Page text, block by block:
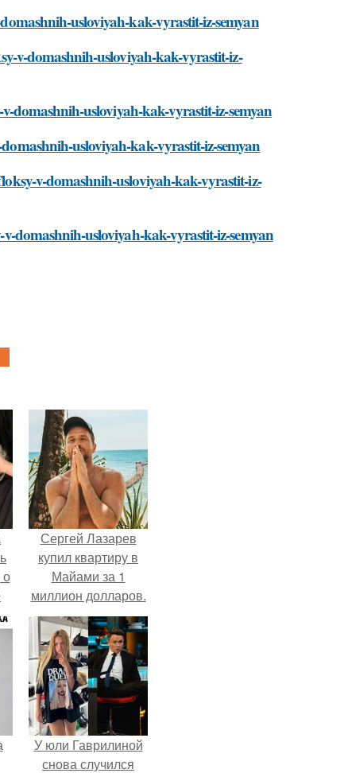
usloviyah-kak-vyrastit-iz-semyan
v-domashnih-usloviyah-kak-vyrastit-iz-
domashnih-usloviyah-kak-vyrastit-iz-semyan
usloviyah-kak-vyrastit-iz-semyan
v-domashnih-usloviyah-kak-vyrastit-iz-
domashnih-usloviyah-kak-vyrastit-iz-semyan
о
Сергей Лазарев
купил квартиру в
Майами за 1
миллион долларов.
У юли Гаврилиной
снова случился